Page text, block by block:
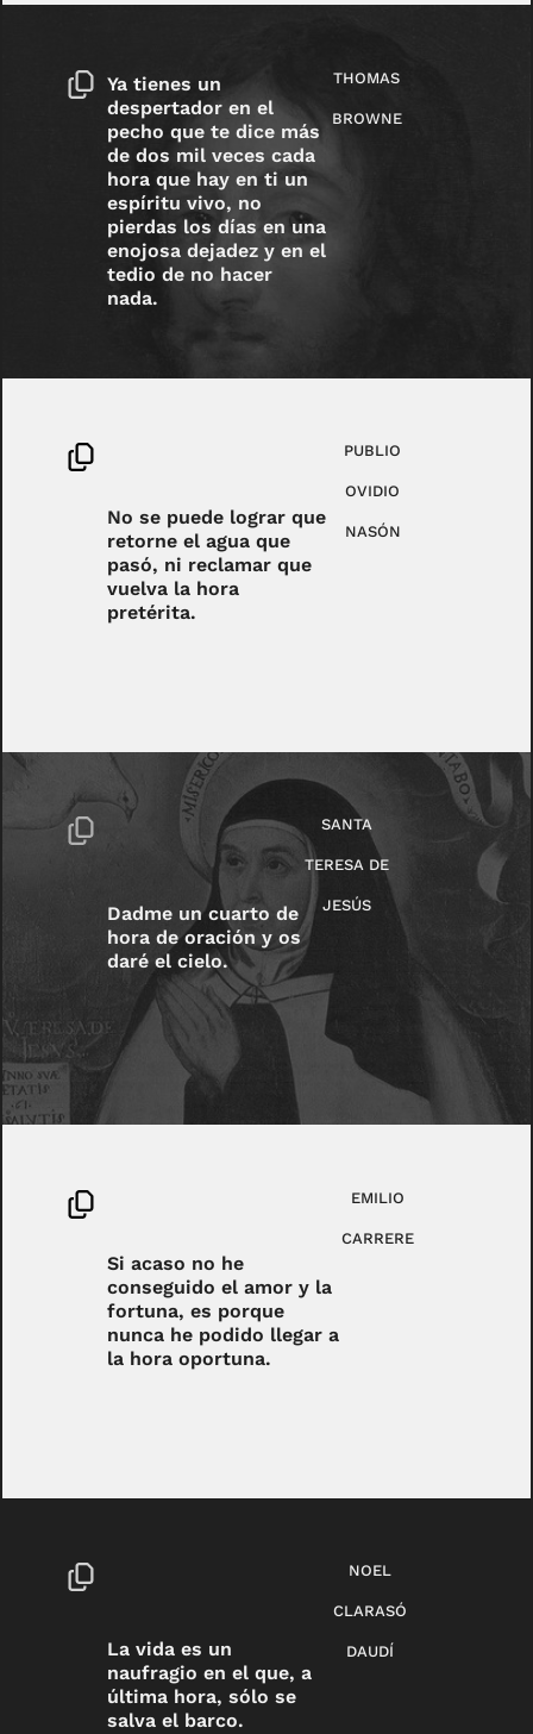
Ya tienes un
despertador en el
pecho que te dice más
de dos mil veces cada
hora que hay en ti un
espíritu vivo, no
pierdas los días en una
enojosa dejadez y en el
tedio de no hacer
nada.
THOMAS
BROWNE
No se puede lograr que
retorne el agua que
pasó, ni reclamar que
vuelva la hora
pretérita.
PUBLIO
OVIDIO
NASÓN
Dadme un cuarto de
hora de oración y os
daré el cielo.
SANTA
TERESA DE
JESÚS
Si acaso no he
conseguido el amor y la
fortuna, es porque
nunca he podido llegar a
la hora oportuna.
EMILIO
CARRERE
La vida es un
naufragio en el que, a
última hora, sólo se
salva el barco.
NOEL
CLARASÓ
DAUDÍ